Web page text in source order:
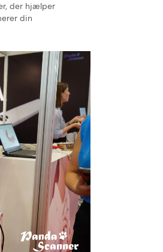
der hjælper
din